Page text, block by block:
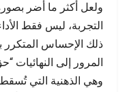
ولعل أكثر ما أضر
التجربة، ليس فقط
ذلك الإحساس المتكرر
المرور إلى النهائيات
وهي الذهنية التي